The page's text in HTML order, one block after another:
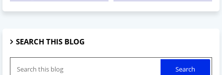
SEARCH THIS BLOG